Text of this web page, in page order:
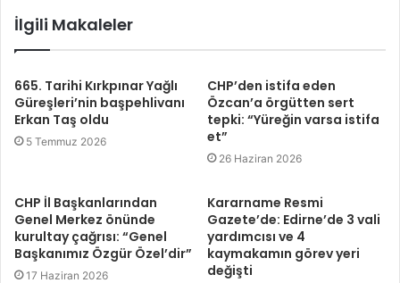
İlgili Makaleler
665. Tarihi Kırkpınar Yağlı
Güreşleri’nin başpehlivanı
Erkan Taş oldu
5 Temmuz 2026
CHP’den istifa eden
Özcan’a örgütten sert
tepki: “Yüreğin varsa istifa
et”
26 Haziran 2026
CHP İl Başkanlarından
Genel Merkez önünde
kurultay çağrısı: “Genel
Başkanımız Özgür Özel’dir”
17 Haziran 2026
Kararname Resmi
Gazete’de: Edirne’de 3 vali
yardımcısı ve 4
kaymakamın görev yeri
değişti